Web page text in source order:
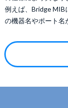
例えば、Bridge MIB
の機器名やポート名